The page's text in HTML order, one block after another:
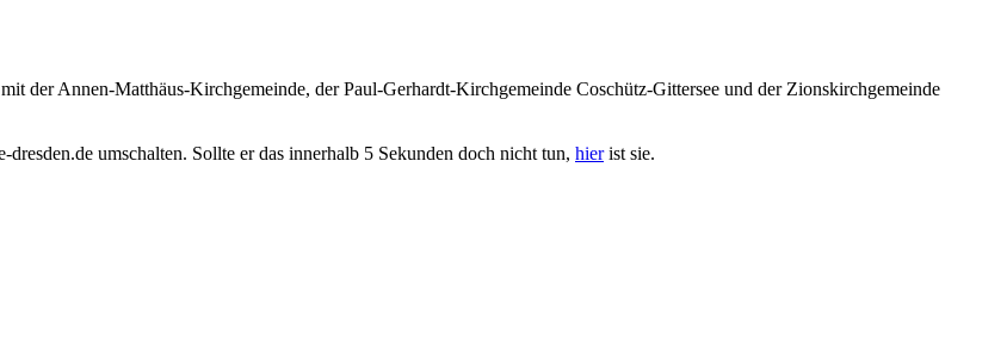
der Annen-Matthäus-Kirchgemeinde, der Paul-Gerhardt-Kirchgemeinde Coschütz-Gittersee und der Zionskirchgemeinde
umschalten. Sollte er das innerhalb 5 Sekunden doch nicht tun, hierist sie.